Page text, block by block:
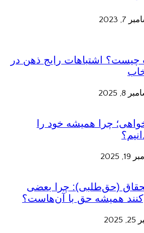
7, 2023
اشتباهات رایج ذهن در
8, 2025
چرا همیشه خود را
2025
(حق‌طلبی): چرا بعضی
همیشه حق با آن‌هاست؟